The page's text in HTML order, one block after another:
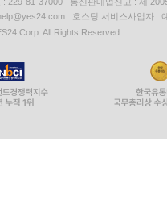
호스팅 서비스사업자 :
Corp. All Rights Reserved.